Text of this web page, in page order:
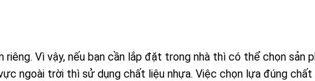
Vì vậy, nếu bạn cần lắp đặt trong nhà thì có thể chọn sản
ngoài trời thì sử dụng chất liệu nhựa. Việc chọn lựa đúng